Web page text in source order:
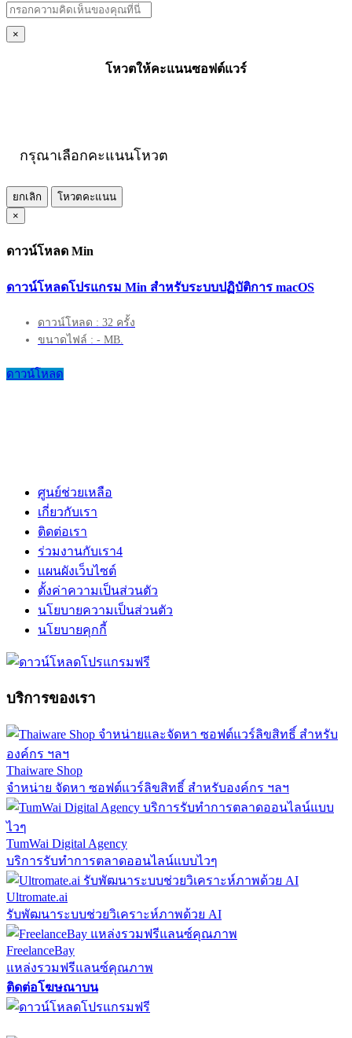
×
โหวตให้คะแนนซอฟต์แวร์
กรุณาเลือกคะแนนโหวต
ยกเลิก
โหวตคะแนน
×
ดาวน์โหลด Min
ดาวน์โหลดโปรแกรม Min สำหรับระบบปฏิบัติการ macOS
ดาวน์โหลด : 32 ครั้ง
ขนาดไฟล์ : - MB.
ดาวน์โหลด
ศูนย์ช่วยเหลือ
เกี่ยวกับเรา
ติดต่อเรา
ร่วมงานกับเรา4
แผนผังเว็บไซต์
ตั้งค่าความเป็นส่วนตัว
นโยบายความเป็นส่วนตัว
นโยบายคุกกี้
บริการของเรา
Thaiware Shop
จำหน่าย จัดหา ซอฟต์แวร์ลิขสิทธิ์ สำหรับองค์กร ฯลฯ
TumWai Digital Agency
บริการรับทำการตลาดออนไลน์แบบไวๆ
Ultromate.ai
รับพัฒนาระบบช่วยวิเคราะห์ภาพด้วย AI
FreelanceBay
แหล่งรวมฟรีแลนซ์คุณภาพ
ติดต่อโฆษณาบน